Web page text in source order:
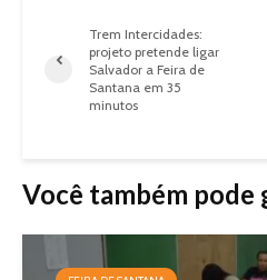
Trem Intercidades:
projeto pretende ligar
Salvador a Feira de
Santana em 35
minutos
Você também pode